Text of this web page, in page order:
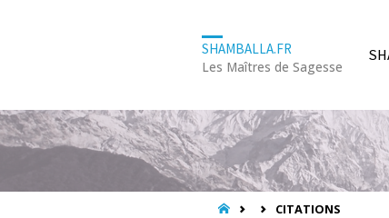
SHAMBALLA.FR
Les Maîtres de Sagesse
HOME CITATIONS